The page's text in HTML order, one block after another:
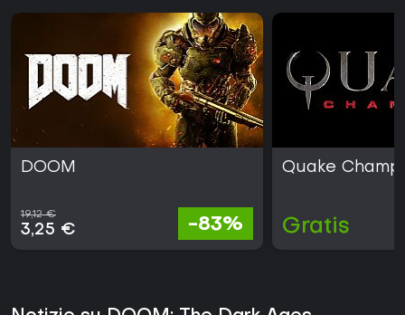
DOOM
19,12 €
3,25 € -83%
Quake
Gratis